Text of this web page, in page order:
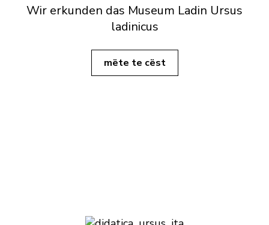
Wir erkunden das Museum Ladin Ursus
ladinicus
mëte te cëst